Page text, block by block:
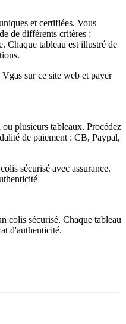
et certifiées. Vous
de différents critères :
Chaque tableau est illustré de
plusieurs tableaux. Procédez
de paiement : CB, Paypal,
colis sécurisé. Chaque tableau
d'authenticité.